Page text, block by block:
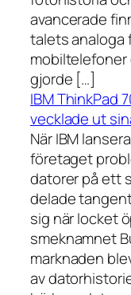
avancerade
talets analoga
mobiltelefoner
gjorde […]
IBM ThinkPad
vecklade ut
När IBM
företaget
datorer på ett
delade
sig när locket
smeknamnet
marknaden
av